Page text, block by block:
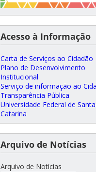
Acesso à Informação
Carta de Serviços ao Cidadão
Plano de Desenvolvimento
Institucional
Serviço de informação ao
Transparência Pública
Universidade Federal de Santa
Catarina
Arquivo de Notícias
Arquivo de Notícias